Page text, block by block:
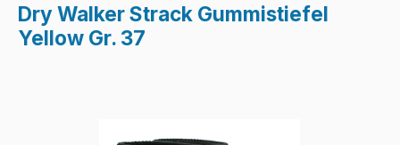
Dry Walker Strack Gummistiefel
Yellow Gr. 37